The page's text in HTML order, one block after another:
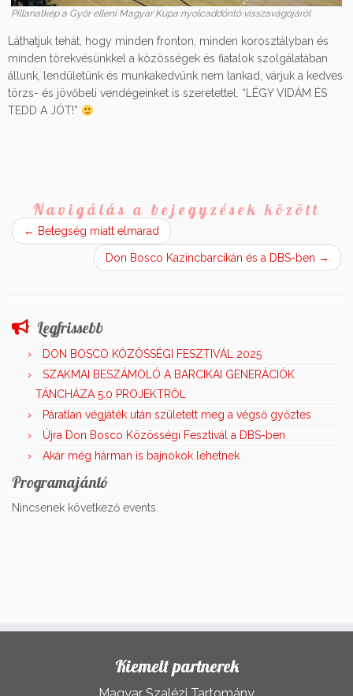
Pillanatkép a Győr elleni Magyar Kupa nyolcaddöntő visszavágójáról
Láthatjuk tehát, hogy minden fronton, minden korosztályban és
minden törekvésünkkel a közösségek és fiatalok szolgálatában
állunk, lendületünk és munkakedvünk nem lankad, várjuk a kedves
törzs- és jövőbeli vendégeinket is szeretettel. “LÉGY VIDÁM ÉS
TEDD A JÓT!”
Navigálás a bejegyzések között
← Betegség miatt elmarad
Don Bosco Kazincbarcikán és a DBS-ben →
Legfrissebb
DON BOSCO KÖZÖSSÉGI FESZTIVÁL 2025
SZAKMAI BESZÁMOLÓ A BARCIKAI GENERÁCIÓK
TÁNCHÁZA 5.0 PROJEKTRŐL
Páratlan végjáték után született meg a végső győztes
Újra Don Bosco Közösségi Fesztivál a DBS-ben
Akár még hárman is bajnokok lehetnek
Programajánló
Nincsenek következő events.
Kiemelt partnerek